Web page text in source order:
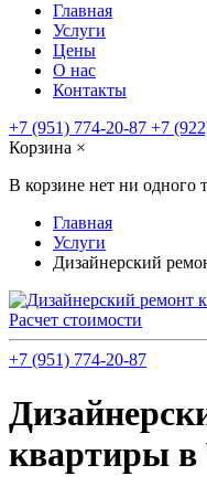
Главная
Услуги
Цены
О нас
Контакты
+7 (951) 774-20-87 +7
Корзина ×
В корзине нет ни одного
Главная
Услуги
Дизайнерский
Расчет стоимости
+7 (951) 774-20-87
квартиры в